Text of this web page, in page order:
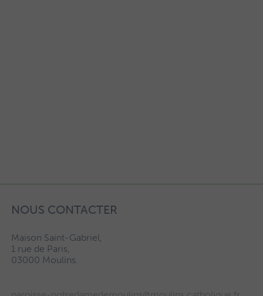
NOUS CONTACTER
Maison Saint-Gabriel,
1 rue de Paris,
03000 Moulins.